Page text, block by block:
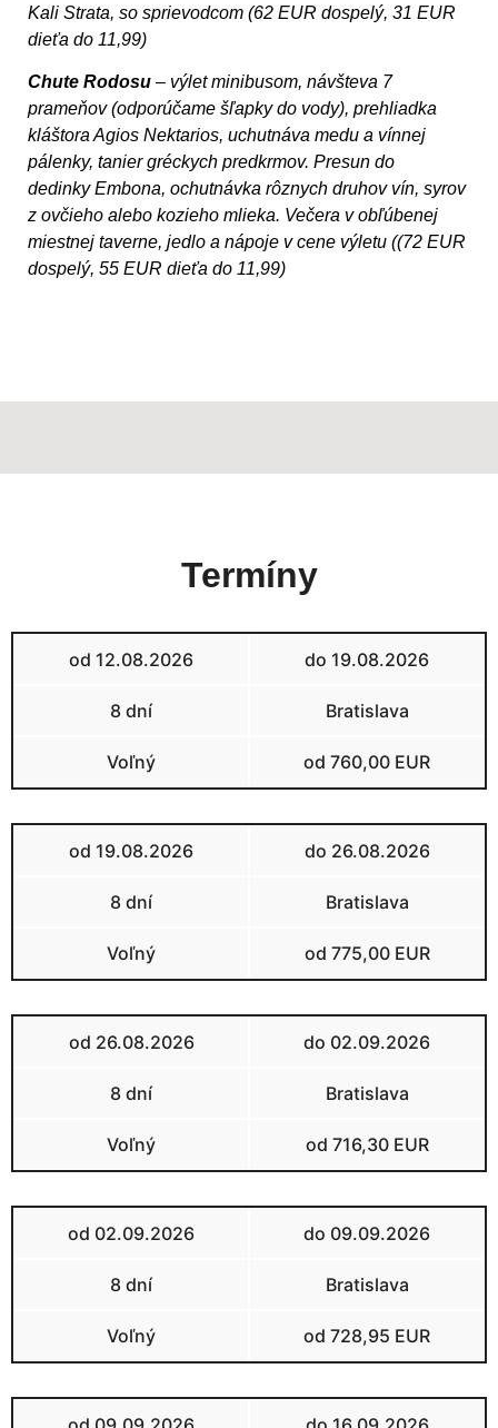
Kali Strata, so sprievodcom (62 EUR dospelý, 31 EUR
dieťa do 11,99)
Chute Rodosu – výlet minibusom, návšteva 7
prameňov (odporúčame šľapky do vody), prehliadka
kláštora Agios Nektarios, uchutnáva medu a vínnej
pálenky, tanier gréckych predkrmov. Presun do
dedinky Embona, ochutnávka rôznych druhov vín, syrov
z ovčieho alebo kozieho mlieka. Večera v obľúbenej
miestnej taverne, jedlo a nápoje v cene výletu ((72 EUR
dospelý, 55 EUR dieťa do 11,99)
Termíny
od 12.08.2026 do 19.08.2026
8 dní Bratislava
Voľný od 760,00 EUR
od 19.08.2026 do 26.08.2026
8 dní Bratislava
Voľný od 775,00 EUR
od 26.08.2026 do 02.09.2026
8 dní Bratislava
Voľný od 716,30 EUR
od 02.09.2026 do 09.09.2026
8 dní Bratislava
Voľný od 728,95 EUR